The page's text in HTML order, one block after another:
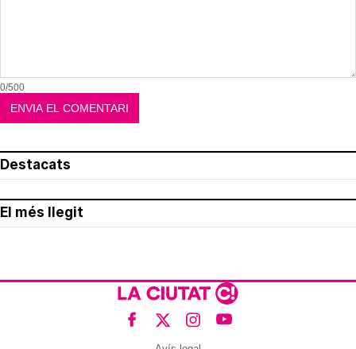
0/500
Destacats
El més llegit